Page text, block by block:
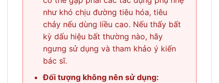
như khó chịu đường tiêu hóa, tiêu
chảy nếu dùng liều cao. Nếu thấy bất
kỳ dấu hiệu bất thường nào, hãy
ngưng sử dụng và tham khảo ý kiến
bác sĩ.
Đối tượng không nên sử dụng: